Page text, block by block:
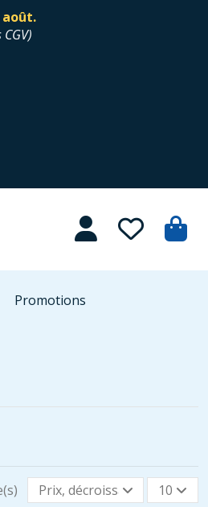
août.
)
Promotions
Prix, décroissant 10